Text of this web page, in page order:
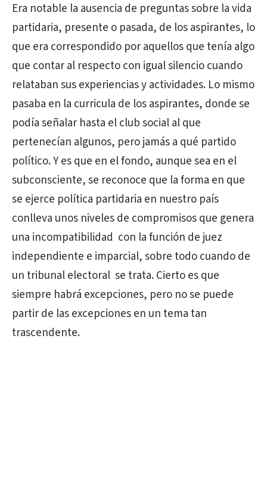
Era notable la ausencia de preguntas sobre la vida
partidaria, presente o pasada, de los aspirantes, lo
que era correspondido por aquellos que tenía algo
que contar al respecto con igual silencio cuando
relataban sus experiencias y actividades. Lo mismo
pasaba en la curricula de los aspirantes, donde se
podía señalar hasta el club social al que
pertenecían algunos, pero jamás a qué partido
político. Y es que en el fondo, aunque sea en el
subconsciente, se reconoce que la forma en que
se ejerce política partidaria en nuestro país
conlleva unos niveles de compromisos que genera
una incompatibilidad con la función de juez
independiente e imparcial, sobre todo cuando de
un tribunal electoral se trata. Cierto es que
siempre habrá excepciones, pero no se puede
partir de las excepciones en un tema tan
trascendente.